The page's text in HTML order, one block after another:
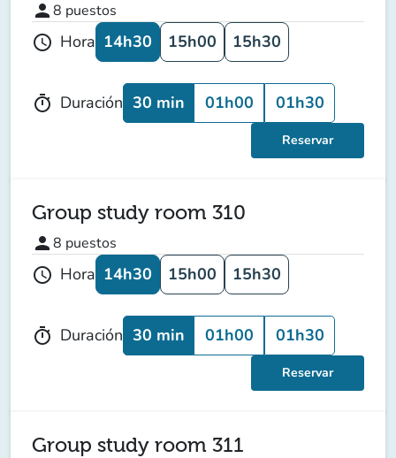
person8 puestos
schedule Hora 14h30 15h00 15h30
timer Duración 30 min 01h00 01h30
Reservar
Group study room 310
person8 puestos
schedule Hora 14h30 15h00 15h30
timer Duración 30 min 01h00 01h30
Reservar
Group study room 311